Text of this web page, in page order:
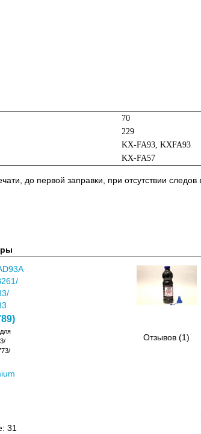
70
229
KX-FA93, KXFA93
KX-FA57
до первой заправки, при отсутствии
)
31
Отзывов (1)